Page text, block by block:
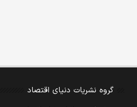
گروه نشریات دنیای اقتصاد